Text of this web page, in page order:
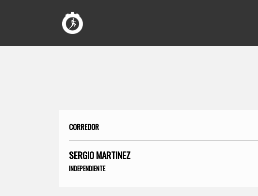
CORREDOR
SERGIO MARTINEZ
INDEPENDIENTE